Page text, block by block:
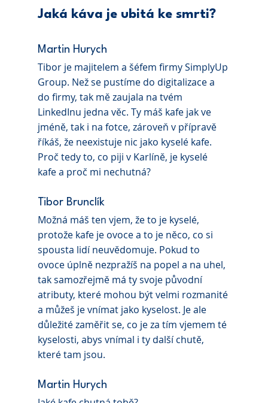
Jaká káva je ubitá ke smrti?
Martin Hurych
Tibor je majitelem a šéfem firmy SimplyUp
Group. Než se pustíme do digitalizace a
do firmy, tak mě zaujala na tvém
LinkedInu jedna věc. Ty máš kafe jak ve
jméně, tak i na fotce, zároveň v přípravě
říkáš, že neexistuje nic jako kyselé kafe.
Proč tedy to, co piji v Karlíně, je kyselé
kafe a proč mi nechutná?
Tibor Brunclík
Možná máš ten vjem, že to je kyselé,
protože kafe je ovoce a to je něco, co si
spousta lidí neuvědomuje. Pokud to
ovoce úplně nezpražíš na popel a na uhel,
tak samozřejmě má ty svoje původní
atributy, které mohou být velmi rozmanité
a můžeš je vnímat jako kyselost. Je ale
důležité zaměřit se, co je za tím vjemem té
kyselosti, abys vnímal i ty další chutě,
které tam jsou.
Martin Hurych